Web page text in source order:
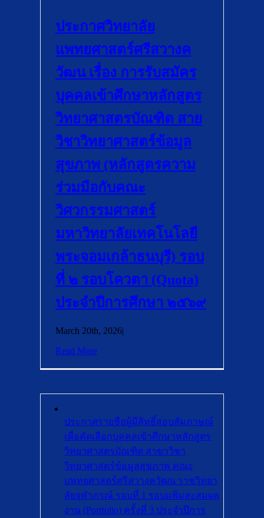
ประกาศวิทยาลัย
แพทยศาสตร์ศรีสวางค
วัฒน เรื่อง การรับสมัคร
บุคคลเข้าศึกษาหลักสูตร
วิทยาศาสตรบัณฑิต สาย
วิชาวิทยาศาสตร์ข้อมูล
สุขภาพ (หลักสูตรความ
ร่วมมือกับคณะ
วิศวกรรมศาสตร์
มหาวิทยาลัยเทคโนโลยี
พระจอมเกล้าธนบุรี) รอบ
ที่ ๒ รอบโควตา (Quota)
ประจำปีการศึกษา ๒๕๖๙
March 20th, 2026|
Read More
ประกาศรายชื่อผู้มีสิทธิ์สอบสัมภาษณ์
เพื่อคัดเลือกบุคคลเข้าศึกษาหลักสูตร
วิทยาศาสตรบัณฑิต สาขาวิชา
วิทยาศาสตร์ข้อมูลสุขภาพ คณะ
แพทยศาสตร์ศรีสวางควัฒน ราชวิทยา
ลัยจุฬาภรณ์ รอบที่ 1 รอบแฟ้มสะสมผล
งาน (Portfolio) ครั้งที่ 3 ประจำปีการ